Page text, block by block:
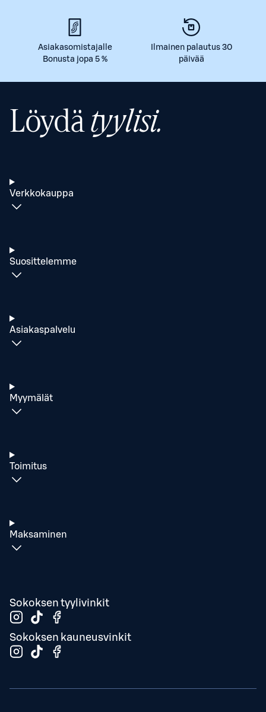
Asiakasomistajalle
Bonusta jopa 5 %
Ilmainen palautus 30
päivää
Löydätyylisi.
Verkkokauppa
Suosittelemme
Asiakaspalvelu
Myymälät
Toimitus
Maksaminen
Sokoksen tyylivinkit
Sokoksen kauneusvinkit